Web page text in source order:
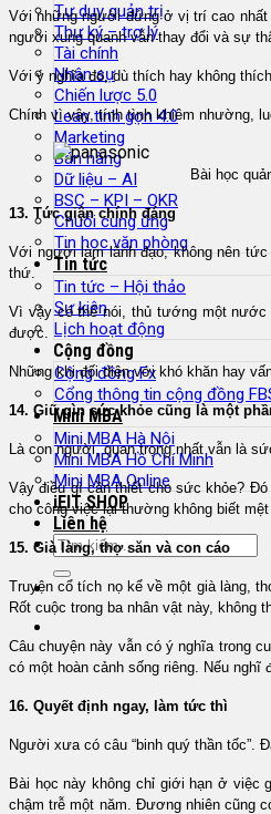
Tư duy quản trị
Thư ký – trợ lý
Tài chính
Nhân sự
Chiến lược 5.0
Lean tinh gọn 4.0
Marketing
Bán hàng
Dữ liệu – AI
BSC – KPI – OKR
Chuỗi cung ứng
Tin học văn phòng
Tin tức
Tin tức – Hội thảo
Sự kiện
Lịch hoạt động
Cộng đồng
Cộng đồng Fx
Cổng thông tin cộng đồng
Mini MBA
Mini MBA Hà Nội
Mini MBA Hồ Chí Minh
Mini MBA Online
iEIT SHOP
Liên hệ
Với những người đứng ở vị trí cao nhất
người xung quanh vẫn thay đổi và sự
Với ý nghĩa đó, dù thích hay không
Chính vì vậy, tính tình khiêm nhường,
Bài học quản trị và kinh
13. Tức giận chính đáng
Với người làm lãnh đạo, không nên
thứ.
Vì vậy có thể nói, thủ tướng một nước
được.
Những khi đối diện với khó khăn hay
14. Giữ gìn sức khỏe cũng là một
Là con người, quan trọng nhất vẫn là
Vậy điều gì cần thiết cho sức khỏe?
cho công việc lại thường không biết
15. Già làng, thợ săn và con cáo
Truyện cổ tích nọ kể về một già làng,
Rốt cuộc trong ba nhân vật này, không
Câu chuyện này vẫn có ý nghĩa trong
có một hoàn cảnh sống riêng. Nếu
16. Quyết định ngay, làm tức thì
Người xưa có câu “binh quý thần tốc”.
Bài học này không chỉ giới hạn ở việc
chậm trễ một năm. Đương nhiên cũng